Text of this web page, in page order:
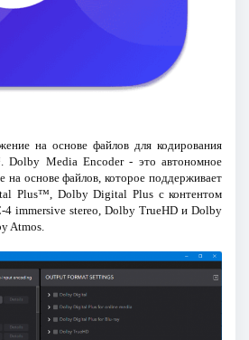
на основе файлов для кодирования
Dolby Media Encoder - это автономное
на основе файлов, которое поддерживает
Plus™, Dolby Digital Plus с контентом
immersive stereo, Dolby TrueHD и Dolby
Atmos.